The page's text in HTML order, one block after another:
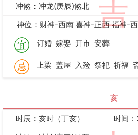
吉
冲煞：冲龙(庚辰)煞北
神位：财神-西南 喜神-正西 福神-
订婚 嫁娶 开市 安葬
上梁 盖屋 入殓 祭祀 祈福
亥
时辰：亥时（丁亥）
时间